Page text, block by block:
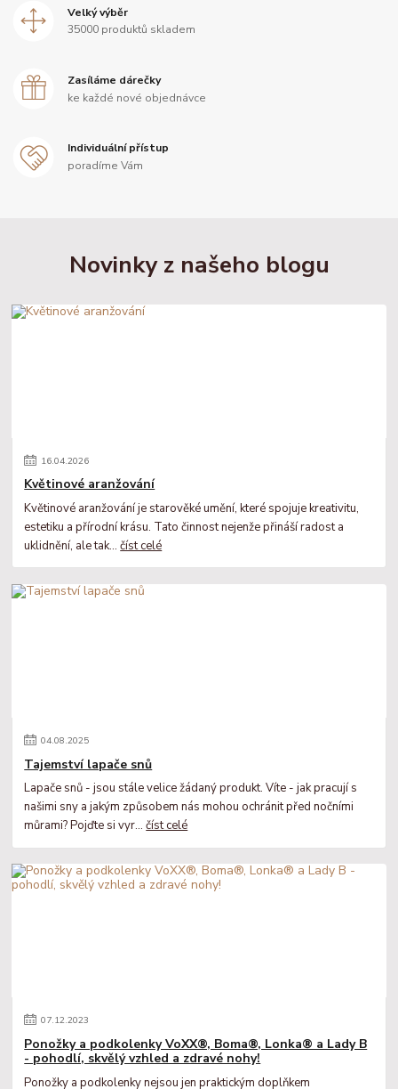
Velký výběr
35000 produktů skladem
Zasíláme dárečky
ke každé nové objednávce
Individuální přístup
poradíme Vám
Novinky z našeho blogu
16.04.2026
Květinové aranžování
Květinové aranžování je starověké umění, které spojuje kreativitu,
estetiku a přírodní krásu. Tato činnost nejenže přináší radost a
uklidnění, ale tak...číst celé
04.08.2025
Tajemství lapače snů
Lapače snů - jsou stále velice žádaný produkt. Víte - jak pracují s
našimi sny a jakým způsobem nás mohou ochránit před nočními
můrami? Pojďte si vyr...číst celé
07.12.2023
Ponožky a podkolenky VoXX®, Boma®, Lonka® a Lady B
- pohodlí, skvělý vzhled a zdravé nohy!
Ponožky a podkolenky nejsou jen praktickým doplňkem